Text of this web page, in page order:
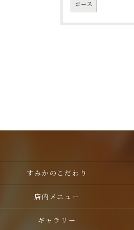
コース
すみかのこだわり
店内メニュー
ギャラリー